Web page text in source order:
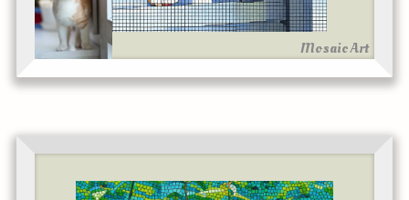
Mosaic Art